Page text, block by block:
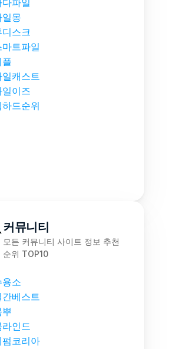
다파일
일몽
디스크
마트파일
플
일캐스트
일이즈
하드순위
커뮤니티
모든 커뮤니티 사이트 정보 추천
순위 TOP10
용소
간베스트
뿌
라인드
펌코리아